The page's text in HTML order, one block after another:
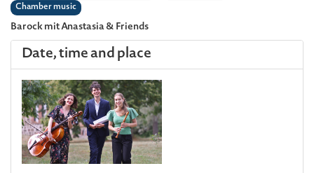
Chamber music
Barock mit Anastasia & Friends
Date, time and place